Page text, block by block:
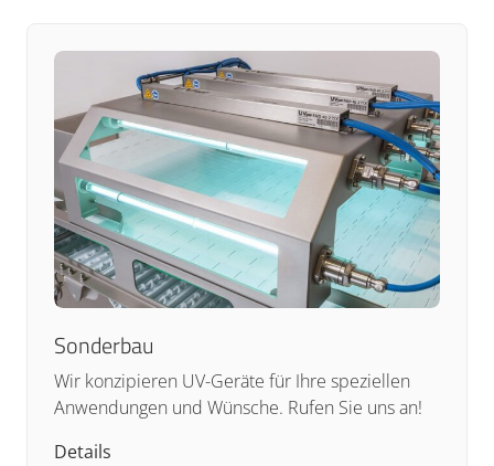
Sonderbau
Wir konzipieren UV-Geräte für Ihre speziellen
Anwendungen und Wünsche. Rufen Sie uns an!
Details